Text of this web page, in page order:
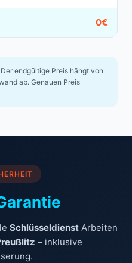
0€
endgültige Preis hängt von
ab. Genauen Preis
SchlüsseldienstArbeiten
– inklusive